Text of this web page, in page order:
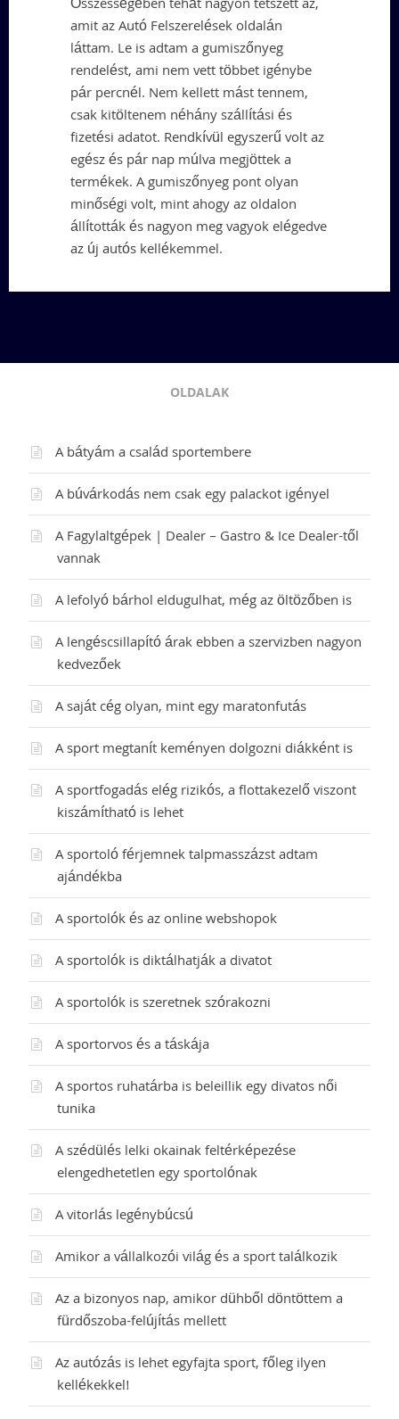
Összességében tehát nagyon tetszett az,
amit az Autó Felszerelések oldalán
láttam. Le is adtam a gumiszőnyeg
rendelést, ami nem vett többet igénybe
pár percnél. Nem kellett mást tennem,
csak kitöltenem néhány szállítási és
fizetési adatot. Rendkívül egyszerű volt az
egész és pár nap múlva megjöttek a
termékek. A gumiszőnyeg pont olyan
minőségi volt, mint ahogy az oldalon
állították és nagyon meg vagyok elégedve
az új autós kellékemmel.
OLDALAK
A bátyám a család sportembere
A búvárkodás nem csak egy palackot igényel
A Fagylaltgépek | Dealer – Gastro & Ice Dealer-től
vannak
A lefolyó bárhol eldugulhat, még az öltözőben is
A lengéscsillapító árak ebben a szervizben nagyon
kedvezőek
A saját cég olyan, mint egy maratonfutás
A sport megtanít keményen dolgozni diákként is
A sportfogadás elég rizikós, a flottakezelő viszont
kiszámítható is lehet
A sportoló férjemnek talpmasszázst adtam
ajándékba
A sportolók és az online webshopok
A sportolók is diktálhatják a divatot
A sportolók is szeretnek szórakozni
A sportorvos és a táskája
A sportos ruhatárba is beleillik egy divatos női
tunika
A szédülés lelki okainak feltérképezése
elengedhetetlen egy sportolónak
A vitorlás legénybúcsú
Amikor a vállalkozói világ és a sport találkozik
Az a bizonyos nap, amikor dühből döntöttem a
fürdőszoba-felújítás mellett
Az autózás is lehet egyfajta sport, főleg ilyen
kellékekkel!